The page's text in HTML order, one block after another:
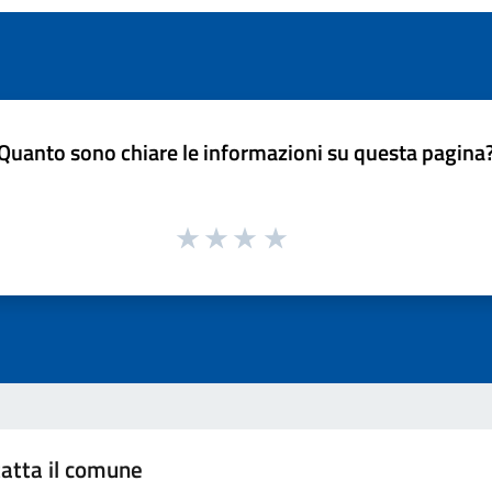
sono chiare le informazioni su questa
il comune